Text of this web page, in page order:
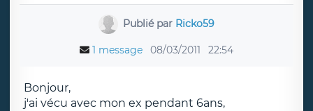
Publié par Ricko59
1 message 08/03/2011 22:54
Bonjour,
j'ai vécu avec mon ex pendant 6ans,